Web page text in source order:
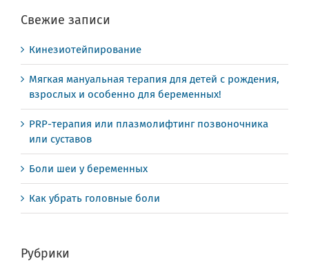
Свежие записи
Кинезиотейпирование
Мягкая мануальная терапия для детей с рождения,
взрослых и особенно для беременных!
PRP-терапия или плазмолифтинг позвоночника
или суставов
Боли шеи у беременных
Как убрать головные боли
Рубрики